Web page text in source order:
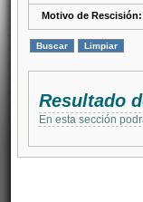
Motivo de Rescisión:
Resultado
En esta sección